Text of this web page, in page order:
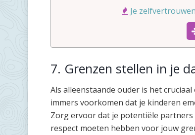
Je
7. Grenzen stellen in je
Als alleenstaande ouder is het
immers voorkomen dat je kinderen
Zorg ervoor dat je potentiële
respect moeten hebben voor jouw